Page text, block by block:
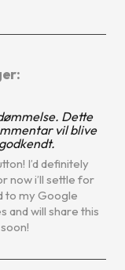
Dette
vil blive
I’d definitely
now i’ll settle for
to my Google
and will share this